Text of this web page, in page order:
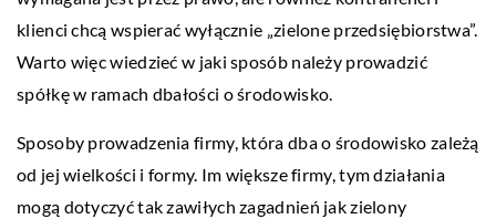
klienci chcą wspierać wyłącznie „zielone przedsiębiorstwa”.
Warto więc wiedzieć w jaki sposób należy prowadzić
spółkę w ramach dbałości o środowisko.
Sposoby prowadzenia firmy, która dba o środowisko zależą
od jej wielkości i formy. Im większe firmy, tym działania
mogą dotyczyć tak zawiłych zagadnień jak zielony